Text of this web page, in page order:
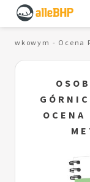
- Ocena
OCENA